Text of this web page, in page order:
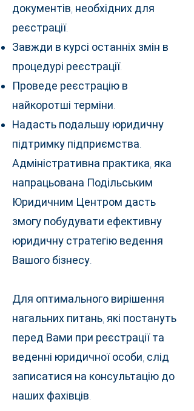
документів, необхідних для
реєстрації.
Завжди в курсі останніх змін в
процедурі реєстрації.
Проведе реєстрацію в
найкоротші терміни.
Надасть подальшу юридичну
підтримку підприємства.
Адміністративна практика, яка
напрацьована Подільським
Юридичним Центром дасть
змогу побудувати ефективну
юридичну стратегію ведення
Вашого бізнесу.
Для оптимального вирішення
нагальних питань, які постануть
перед Вами при реєстрації та
веденні юридичної особи, слід
записатися на консультацію до
наших фахівців.